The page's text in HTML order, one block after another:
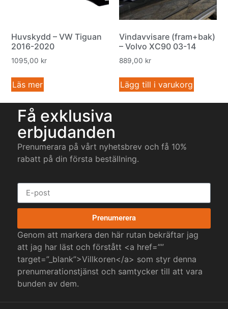
Huvskydd – VW Tiguan
2016-2020
1095,00 kr
Läs mer
Vindavvisare (fram+bak)
– Volvo XC90 03-14
889,00 kr
Lägg till i varukorg
Få exklusiva
erbjudanden
Prenumerara på vårt nyhetsbrev och få 10%
rabatt på din första beställning.
Prenumerera
Genom att markera den här rutan bekräftar jag
att jag har läst och förstått <a href=””
target=”_blank”>Villkoren</a> som styr denna
prenumerationstjänst och samtycker till att vara
bunden av dem.